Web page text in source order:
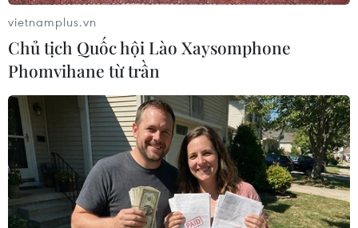
Theo dõi VietnamPlus
TIN LIÊN QUAN
vietnamplus.vn
Chủ tịch Quốc hội Lào Xaysomphone
Phomvihane từ trần